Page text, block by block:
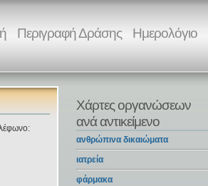
Περιγραφή Δράσης Ημερολόγιο
Χάρτες οργανώσεων
ανά αντικείμενο
ανθρώπινα δικαιώματα
ιατρεία
φάρμακα